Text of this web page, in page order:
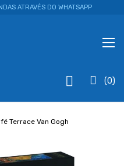
ATRAVÉS DO WHATSAPP
(0)
Terrace Van Gogh